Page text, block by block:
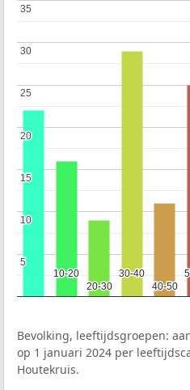
10-20
10-20
20-30
20-30
30-40
30-40
40-50
40-50
5
5
10
10
15
15
20
20
25
25
30
30
35
35
Bevolking, leeftijdsgroepen:
op 1 januari 2024 per
Houtekruis.